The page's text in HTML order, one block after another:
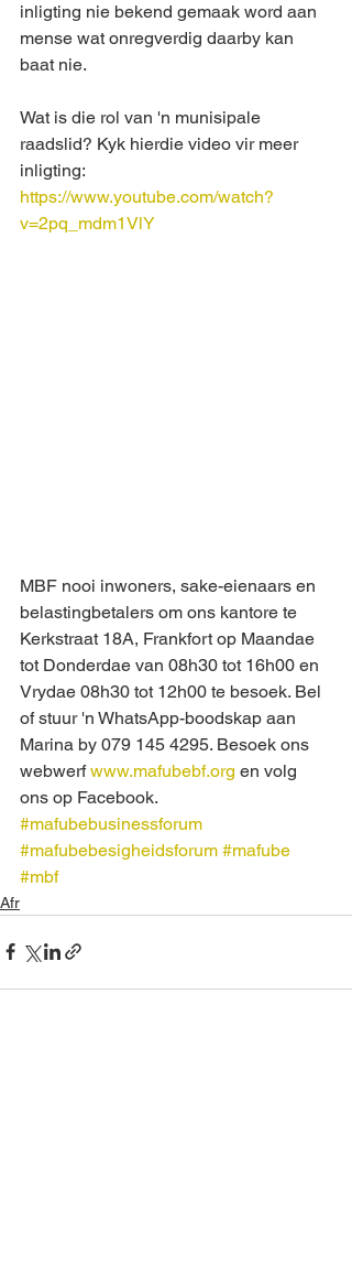
inligting nie bekend gemaak word aan
mense wat onregverdig daarby kan
baat nie.
Wat is die rol van 'n munisipale
raadslid? Kyk hierdie video vir meer
inligting:
https://www.youtube.com/watch?
v=2pq_mdm1VlY
MBF nooi inwoners, sake-eienaars en
belastingbetalers om ons kantore te
Kerkstraat 18A, Frankfort op Maandae
tot Donderdae van 08h30 tot 16h00 en
Vrydae 08h30 tot 12h00 te besoek. Bel
of stuur 'n WhatsApp-boodskap aan
Marina by 079 145 4295. Besoek ons
webwerf www.mafubebf.org en volg
ons op Facebook.
#mafubebusinessforum
#mafubebesigheidsforum #mafube
#mbf
Afr